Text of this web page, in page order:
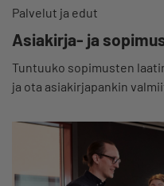
Palvelut ja edut
Asiakirja- ja
Tuntuuko sopimusten
ja ota asiakirjapankin